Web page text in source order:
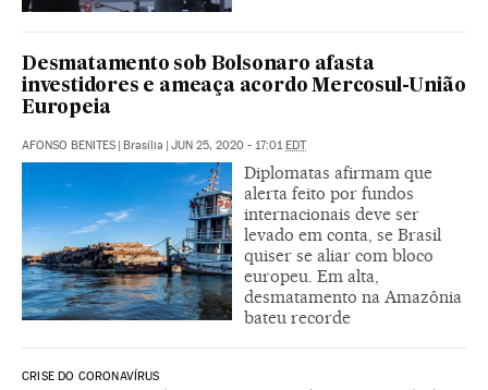
Desmatamento sob Bolsonaro afasta
investidores e ameaça acordo Mercosul-União
Europeia
AFONSO BENITES | Brasília | JUN 25, 2020 - 17:01EDT
Diplomatas afirmam que
alerta feito por fundos
internacionais deve ser
levado em conta, se Brasil
quiser se aliar com bloco
europeu. Em alta,
desmatamento na Amazônia
bateu recorde
CRISE DO CORONAVÍRUS